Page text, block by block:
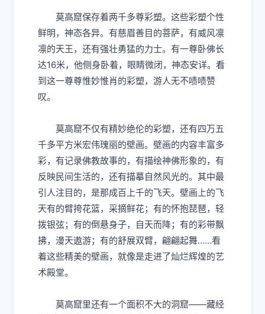
莫高窟保存着两千多尊彩塑。这些彩塑个性
鲜明，神态各异。有慈眉善目的菩萨，有威风凛
凛的天王，还有强壮勇猛的力士。有一尊卧佛长
达16米，他侧身卧着，眼睛微闭，神态安详。看
到这一尊尊惟妙惟肖的彩塑，游人无不啧啧赞
叹。
莫高窟不仅有精妙绝伦的彩塑，还有四万五
千多平方米宏伟瑰丽的壁画。壁画的内容丰富多
彩，有记录佛教故事的，有描绘神佛形象的，有
反映民间生活的，还有描摹自然风光的。其中最
引人注目的，是那成百上千的飞天。 壁画上的飞
天有的臂挎花篮，采摘鲜花；有的怀抱琵琶，轻
拨银弦；有的倒悬身子，自天而降；有的彩带飘
拂，漫天遨游；有的舒展双臂，翩翩起舞……看
着这些精美的壁画，就像是走进了灿烂辉煌的艺
术殿堂。
莫高窟里还有一个面积不大的洞窟——藏经